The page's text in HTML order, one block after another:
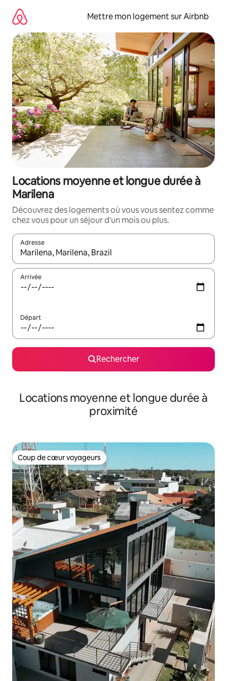
directement
contenu
Mettre mon logement sur Airbnb
Locations moyenne et longue durée à
Marilena
Découvrez des logements où vous vous sentez comme
chez vous pour un séjour d'un mois ou plus.
Adresse
Lorsque les résultats s'affichent, utilisez les flèches vers le
Arrivée
Départ
Rechercher
Locations moyenne et longue durée à
proximité
Coup de cœur voyageurs
Coup de cœur voyageurs